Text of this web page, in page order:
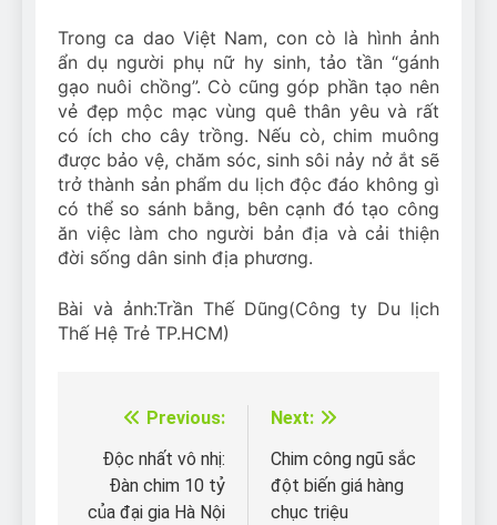
Trong ca dao Việt Nam, con cò là hình ảnh
ẩn dụ người phụ nữ hy sinh, tảo tần “gánh
gạo nuôi chồng”. Cò cũng góp phần tạo nên
vẻ đẹp mộc mạc vùng quê thân yêu và rất
có ích cho cây trồng. Nếu cò, chim muông
được bảo vệ, chăm sóc, sinh sôi nảy nở ắt sẽ
trở thành sản phẩm du lịch độc đáo không gì
có thể so sánh bằng, bên cạnh đó tạo công
ăn việc làm cho người bản địa và cải thiện
đời sống dân sinh địa phương.
Bài và ảnh:Trần Thế Dũng(Công ty Du lịch
Thế Hệ Trẻ TP.HCM)
Điều
hướng
bài
Previous:
Độc nhất vô nhị:
Đàn chim 10 tỷ
của đại gia Hà Nội
Next:
Chim công ngũ sắc
đột biến giá hàng
chục triệu